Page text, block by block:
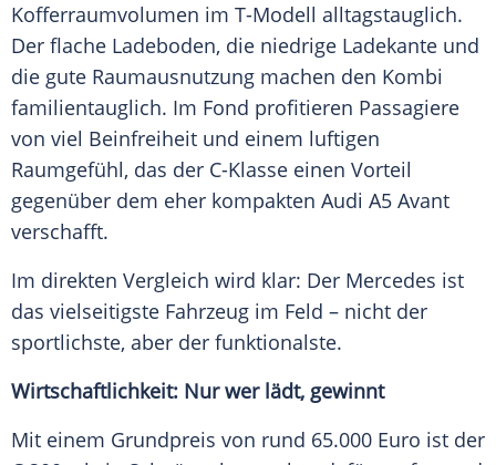
Kofferraumvolumen im T-Modell alltagstauglich.
Der flache Ladeboden, die niedrige Ladekante und
die gute Raumausnutzung machen den Kombi
familientauglich. Im Fond profitieren Passagiere
von viel Beinfreiheit und einem luftigen
Raumgefühl, das der C-Klasse einen Vorteil
gegenüber dem eher kompakten Audi A5 Avant
verschafft.
Im direkten Vergleich wird klar: Der Mercedes ist
das vielseitigste Fahrzeug im Feld – nicht der
sportlichste, aber der funktionalste.
Wirtschaftlichkeit: Nur wer lädt, gewinnt
Mit einem Grundpreis von rund 65.000 Euro ist der